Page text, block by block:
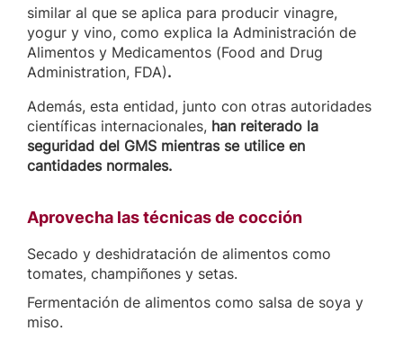
similar al que se aplica para producir vinagre,
yogur y vino, como explica la Administración de
Alimentos y Medicamentos (Food and Drug
Administration, FDA).
Además, esta entidad, junto con otras autoridades
científicas internacionales, han reiterado la
seguridad del GMS mientras se utilice en
cantidades normales.
Aprovecha las técnicas de cocción
Secado y deshidratación de alimentos como
tomates, champiñones y setas.
Fermentación de alimentos como salsa de soya y
miso.